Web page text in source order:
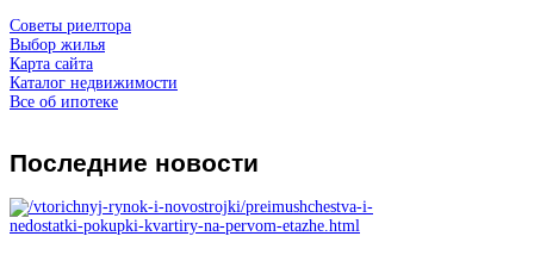
Советы риелтора
Выбор жилья
Карта сайта
Каталог недвижимости
Все об ипотеке
Последние новости